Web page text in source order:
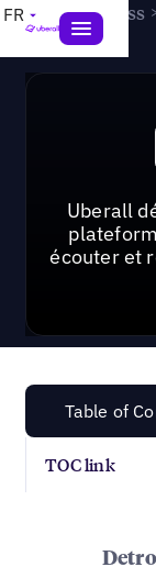
FR News & Press
plateforme CX
Uberall
écouter et
Table of
TOC link